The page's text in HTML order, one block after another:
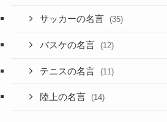
サッカーの名言 (35)
バスケの名言 (12)
テニスの名言 (11)
陸上の名言 (14)